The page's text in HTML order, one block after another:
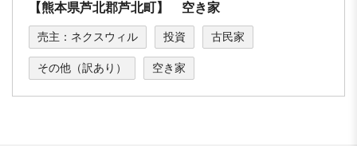
【熊本県芦北郡芦北町】 空き家
売主：ネクスウィル 投資 古民家
その他（訳あり） 空き家